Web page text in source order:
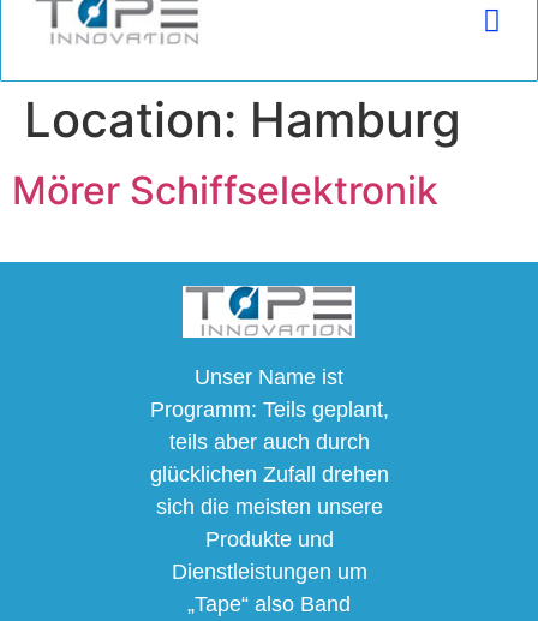
(+49) 2225 9996680 | info@tapeinnovation.de
Location: Hamburg
Mörer Schiffselektronik
Unser Name ist
Programm: Teils geplant,
teils aber auch durch
glücklichen Zufall drehen
sich die meisten unsere
Produkte und
Dienstleistungen um
„Tape“ also Band